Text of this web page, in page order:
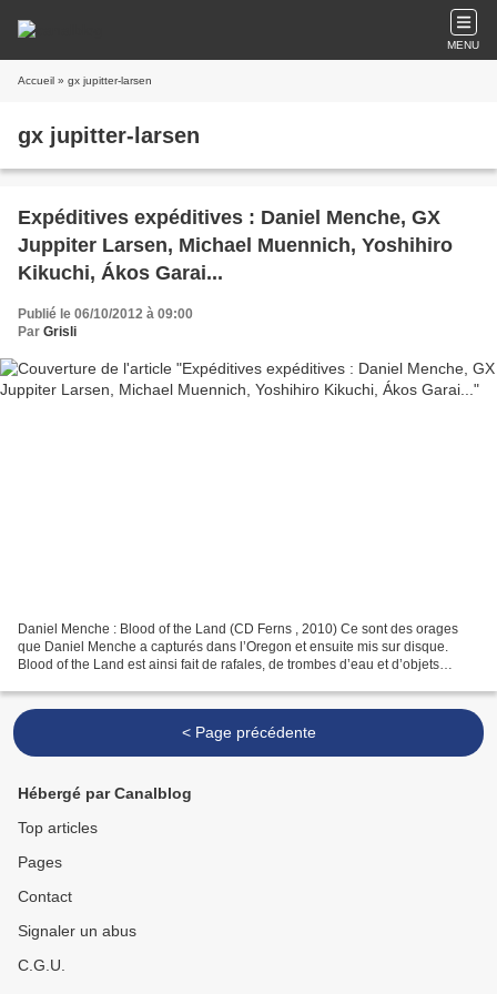
MENU
Accueil » gx jupitter-larsen
gx jupitter-larsen
Expéditives expéditives : Daniel Menche, GX
Juppiter Larsen, Michael Muennich, Yoshihiro
Kikuchi, Ákos Garai...
Publié le 06/10/2012 à 09:00
Par Grisli
Daniel Menche : Blood of the Land (CD Ferns , 2010) Ce sont des orages
que Daniel Menche a capturés dans l’Oregon et ensuite mis sur disque.
Blood of the Land est ainsi fait de rafales, de trombes d’eau et d’objets
< Page précédente
Hébergé par Canalblog
Top articles
Pages
Contact
Signaler un abus
C.G.U.